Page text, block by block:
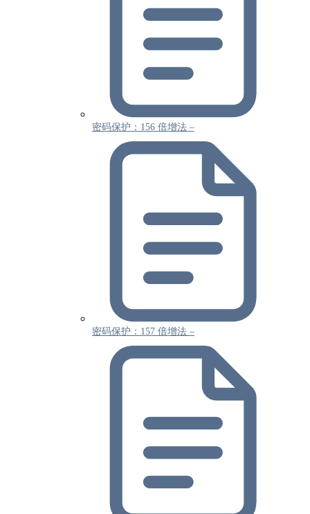
密码保护：156 倍增法 –
密码保护：157 倍增法 –